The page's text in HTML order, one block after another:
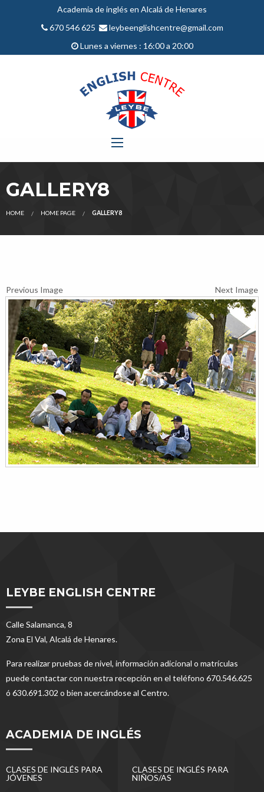
Academia de inglés en Alcalá de Henares
670 546 625
leybeenglishcentre@gmail.com
Lunes a viernes : 16:00 a 20:00
GALLERY8
HOME HOME PAGE GALLERY8
Previous Image Next Image
LEYBE ENGLISH CENTRE
Calle Salamanca, 8
Zona El Val, Alcalá de Henares.
Para realizar pruebas de nivel, información adicional o matrículas
puede contactar con nuestra recepción en el teléfono 670.546.625
ó 630.691.302 o bien acercándose al Centro.
ACADEMIA DE INGLÉS
CLASES DE INGLÉS PARA
JÓVENES
CLASES DE INGLÉS PARA
NIÑOS/AS